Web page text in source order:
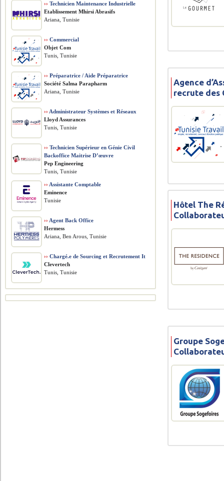
Agence
recrute des
Hôtel The
Groupe
›› Technicien Maintenance Industrielle
Etablissement Mhirsi Abrasifs
Ariana, Tunisie
›› Commercial
Objet Com
Tunis, Tunisie
›› Préparatrice / Aide Préparatrice
Société Salma Parapharm
Ariana, Tunisie
›› Administrateur Systèmes et Réseaux
Lloyd Assurances
Tunis, Tunisie
›› Technicien Supérieur en Génie Civil
Backoffice Maitrise D’œuvre
Pep Engineering
Tunis, Tunisie
›› Assistante Comptable
Eminence
Tunisie
›› Agent Back Office
Hermess
Ariana, Ben Arous, Tunisie
›› Chargé.e de Sourcing et Recrutement It
Clevertech
Tunis, Tunisie